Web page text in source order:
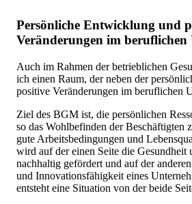
Persönliche Entwicklung und
Veränderungen im beruflichen
Auch im Rahmen der betrieblichen
ich einen Raum, der neben der
positive Veränderungen im beruflichen
Ziel des BGM ist, die persönlichen
so das Wohlbefinden der Beschäftigten
gute Arbeitsbedingungen und
wird auf der einen Seite die Gesundheit
nachhaltig gefördert und auf der
und Innovationsfähigkeit eines
entsteht eine Situation von der beide